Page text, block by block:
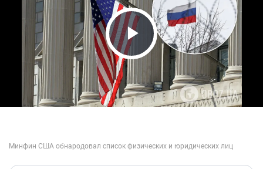
Play Video